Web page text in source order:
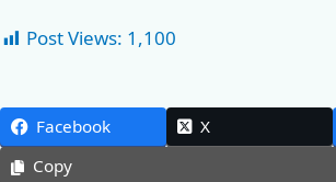
Post Views: 1,100
Facebook X
Copy